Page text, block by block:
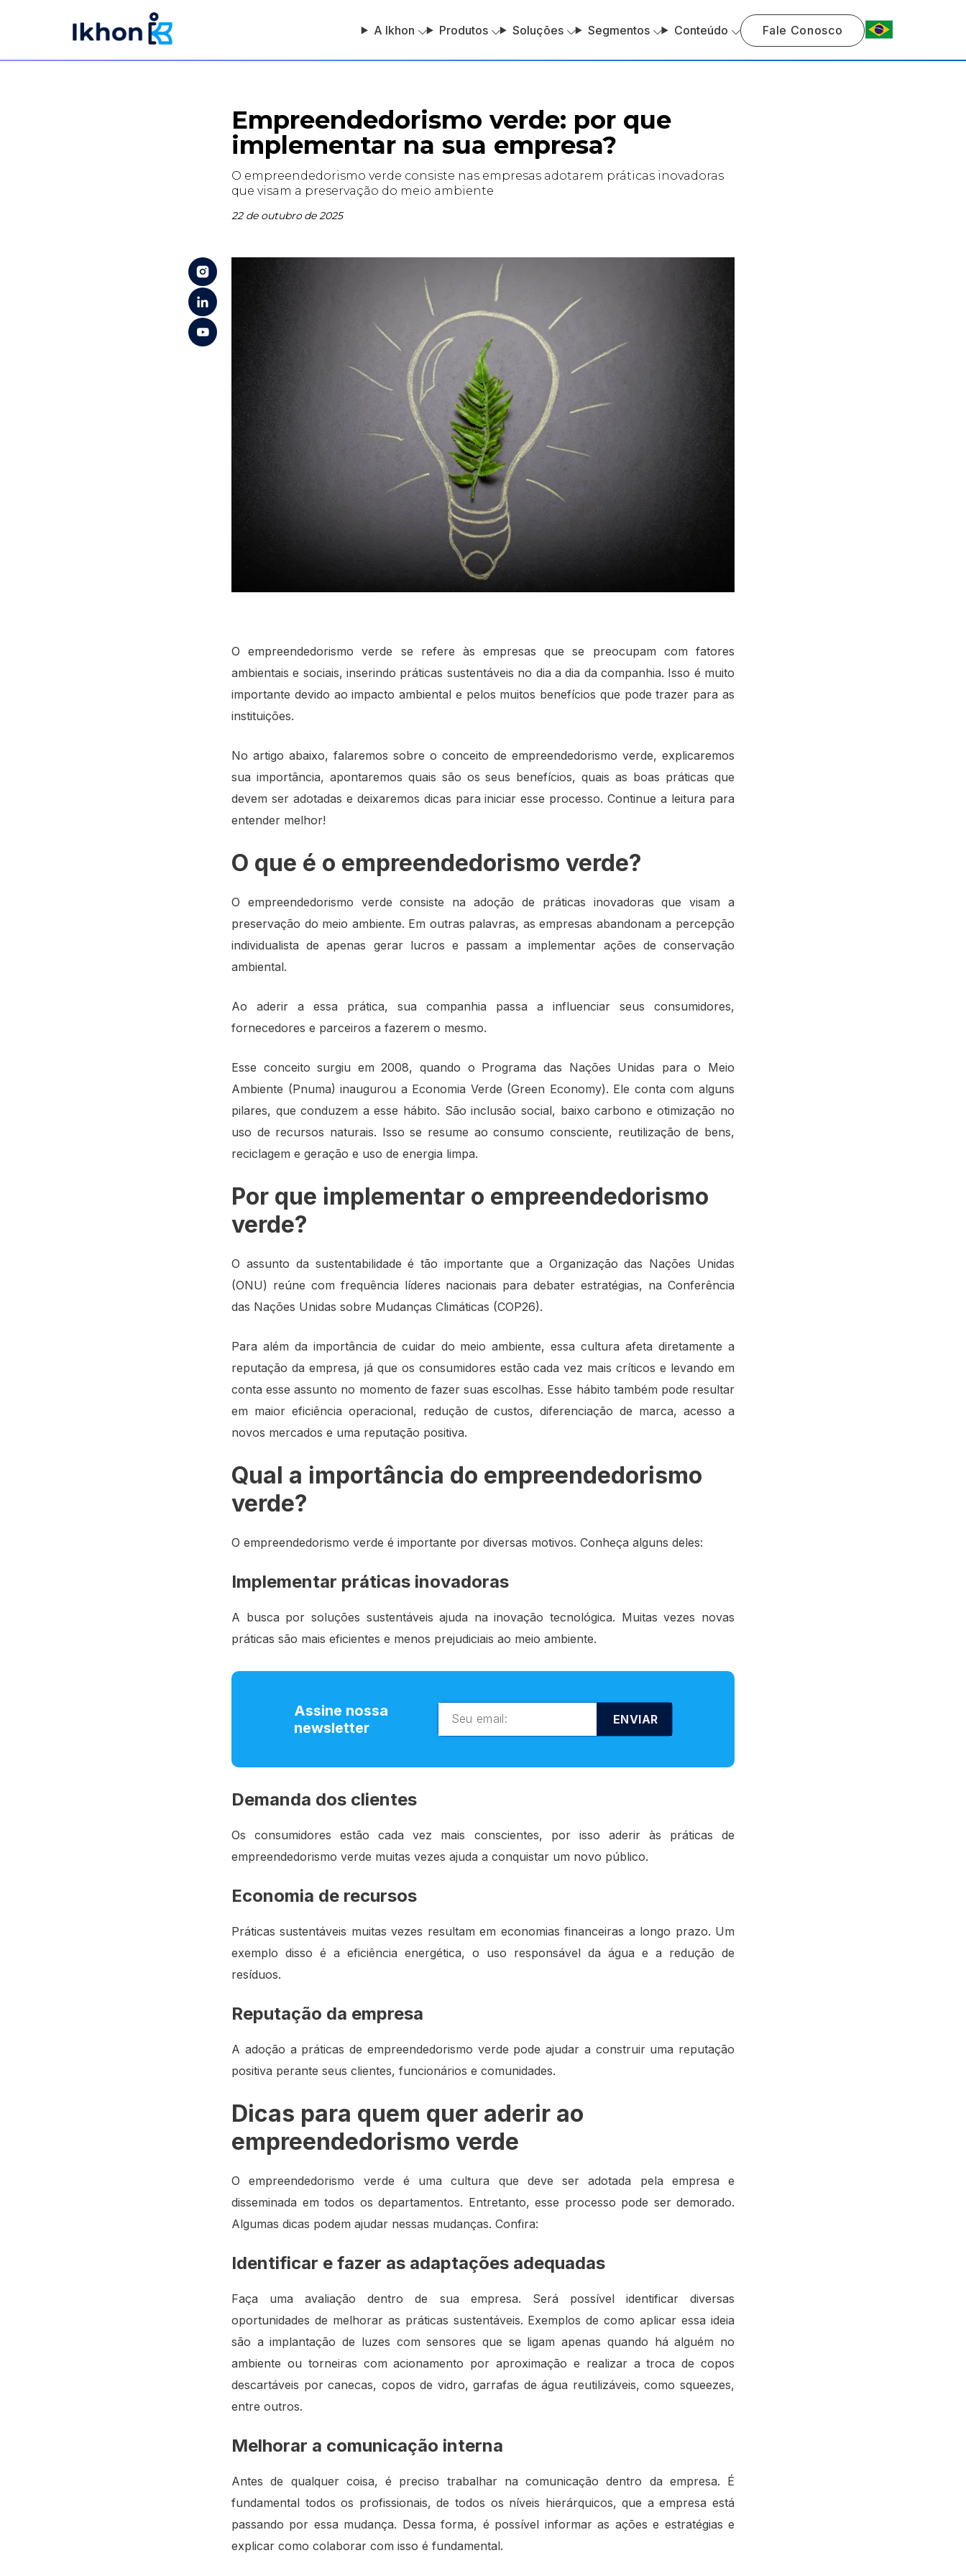
A Ikhon Produtos Soluções Segmentos Conteúdo Fale Conosco
Empreendedorismo verde: por que
implementar na sua empresa?
O empreendedorismo verde consiste nas empresas adotarem práticas inovadoras
que visam a preservação do meio ambiente
22 de outubro de 2025
O empreendedorismo verde se refere às empresas que se preocupam com fatores
ambientais e sociais, inserindo práticas sustentáveis no dia a dia da companhia. Isso é muito
importante devido ao impacto ambiental e pelos muitos benefícios que pode trazer para as
instituições.
No artigo abaixo, falaremos sobre o conceito de empreendedorismo verde, explicaremos
sua importância, apontaremos quais são os seus benefícios, quais as boas práticas que
devem ser adotadas e deixaremos dicas para iniciar esse processo. Continue a leitura para
entender melhor!
O que é o empreendedorismo verde?
O empreendedorismo verde consiste na adoção de práticas inovadoras que visam a
preservação do meio ambiente. Em outras palavras, as empresas abandonam a percepção
individualista de apenas gerar lucros e passam a implementar ações de conservação
ambiental.
Ao aderir a essa prática, sua companhia passa a influenciar seus consumidores,
fornecedores e parceiros a fazerem o mesmo.
Esse conceito surgiu em 2008, quando o Programa das Nações Unidas para o Meio
Ambiente (Pnuma) inaugurou a Economia Verde (Green Economy). Ele conta com alguns
pilares, que conduzem a esse hábito. São inclusão social, baixo carbono e otimização no
uso de recursos naturais. Isso se resume ao consumo consciente, reutilização de bens,
reciclagem e geração e uso de energia limpa.
Por que implementar o empreendedorismo
verde?
O assunto da sustentabilidade é tão importante que a Organização das Nações Unidas
(ONU) reúne com frequência líderes nacionais para debater estratégias, na Conferência
das Nações Unidas sobre Mudanças Climáticas (COP26).
Para além da importância de cuidar do meio ambiente, essa cultura afeta diretamente a
reputação da empresa, já que os consumidores estão cada vez mais críticos e levando em
conta esse assunto no momento de fazer suas escolhas. Esse hábito também pode resultar
em maior eficiência operacional, redução de custos, diferenciação de marca, acesso a
novos mercados e uma reputação positiva.
Qual a importância do empreendedorismo
verde?
O empreendedorismo verde é importante por diversas motivos. Conheça alguns deles:
Implementar práticas inovadoras
A busca por soluções sustentáveis ajuda na inovação tecnológica. Muitas vezes novas
práticas são mais eficientes e menos prejudiciais ao meio ambiente.
Assine nossa
newsletter
ENVIAR
Demanda dos clientes
Os consumidores estão cada vez mais conscientes, por isso aderir às práticas de
empreendedorismo verde muitas vezes ajuda a conquistar um novo público.
Economia de recursos
Práticas sustentáveis muitas vezes resultam em economias financeiras a longo prazo. Um
exemplo disso é a eficiência energética, o uso responsável da água e a redução de
resíduos.
Reputação da empresa
A adoção a práticas de empreendedorismo verde pode ajudar a construir uma reputação
positiva perante seus clientes, funcionários e comunidades.
Dicas para quem quer aderir ao
empreendedorismo verde
O empreendedorismo verde é uma cultura que deve ser adotada pela empresa e
disseminada em todos os departamentos. Entretanto, esse processo pode ser demorado.
Algumas dicas podem ajudar nessas mudanças. Confira:
Identificar e fazer as adaptações adequadas
Faça uma avaliação dentro de sua empresa. Será possível identificar diversas
oportunidades de melhorar as práticas sustentáveis. Exemplos de como aplicar essa ideia
são a implantação de luzes com sensores que se ligam apenas quando há alguém no
ambiente ou torneiras com acionamento por aproximação e realizar a troca de copos
descartáveis por canecas, copos de vidro, garrafas de água reutilizáveis, como squeezes,
entre outros.
Melhorar a comunicação interna
Antes de qualquer coisa, é preciso trabalhar na comunicação dentro da empresa. É
fundamental todos os profissionais, de todos os níveis hierárquicos, que a empresa está
passando por essa mudança. Dessa forma, é possível informar as ações e estratégias e
explicar como colaborar com isso é fundamental.